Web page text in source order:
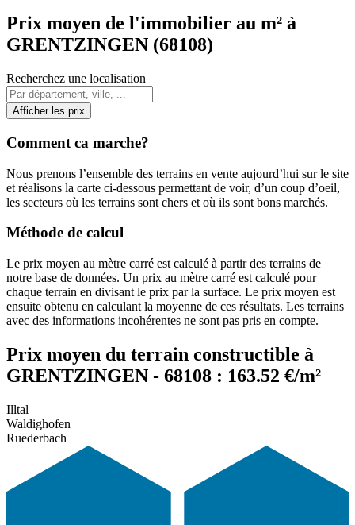
Prix moyen de l'immobilier au m² à
GRENTZINGEN (68108)
Recherchez une localisation
Afficher les prix
Comment ca marche?
Nous prenons l’ensemble des terrains en vente aujourd’hui sur le site
et réalisons la carte ci-dessous permettant de voir, d’un coup d’oeil,
les secteurs où les terrains sont chers et où ils sont bons marchés.
Méthode de calcul
Le prix moyen au mètre carré est calculé à partir des terrains de
notre base de données. Un prix au mètre carré est calculé pour
chaque terrain en divisant le prix par la surface. Le prix moyen est
ensuite obtenu en calculant la moyenne de ces résultats. Les terrains
avec des informations incohérentes ne sont pas pris en compte.
Prix moyen du terrain constructible à
GRENTZINGEN - 68108 : 163.52 €/m²
Illtal
Waldighofen
Ruederbach